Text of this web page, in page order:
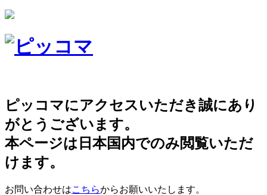
ピッコマにアクセスいただき誠にあり
がとうございます。
本ページは日本国内でのみ閲覧いただ
けます。
お問い合わせはこちらからお願いいたします。